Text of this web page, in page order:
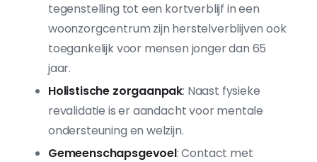
tegenstelling tot een kortverblijf in een
woonzorgcentrum zijn herstelverblijven ook
toegankelijk voor mensen jonger dan 65
jaar.
Holistische zorgaanpak: Naast fysieke
revalidatie is er aandacht voor mentale
ondersteuning en welzijn.
Gemeenschapsgevoel: Contact met